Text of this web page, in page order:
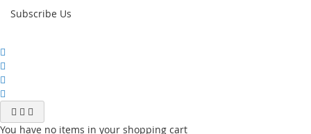
Subscribe Us
You have no items in your shopping cart